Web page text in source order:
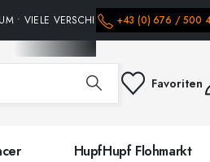
• VIELE VERSCHIEDENE+43 (0) 676 / 500
Favoriten
HupfHupf Flohmarkt